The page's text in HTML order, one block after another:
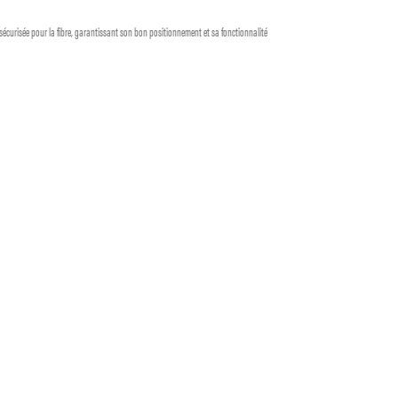
pour la fibre, garantissant son bon positionnement et sa fonctionnalité